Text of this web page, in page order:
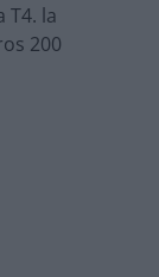
T4. la
200